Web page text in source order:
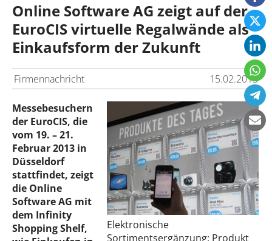
Online Software AG zeigt auf der
EuroCIS virtuelle Regalwände als
Einkaufsform der Zukunft
Firmennachricht 15.02.2013
Elektronische
Sortimentsergänzung: Produkt
Messebesuchern
der EuroCIS, die
vom 19. – 21.
Februar 2013 in
Düsseldorf
stattfindet, zeigt
die Online
Software AG mit
dem Infinity
Shopping Shelf,